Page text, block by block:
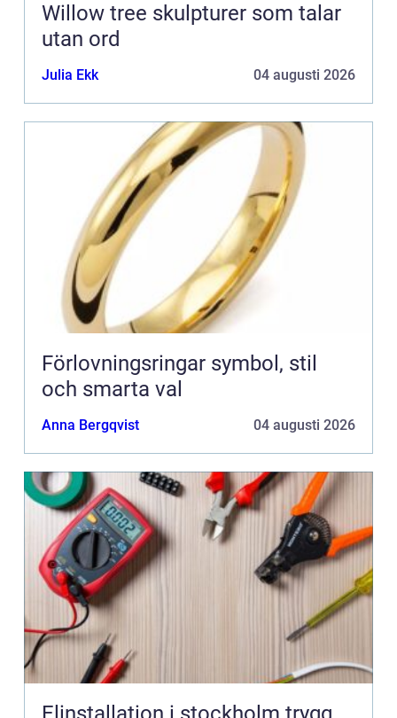
Willow tree skulpturer som talar
utan ord
Julia Ekk 04 augusti 2026
Förlovningsringar symbol, stil
och smarta val
Anna Bergqvist 04 augusti 2026